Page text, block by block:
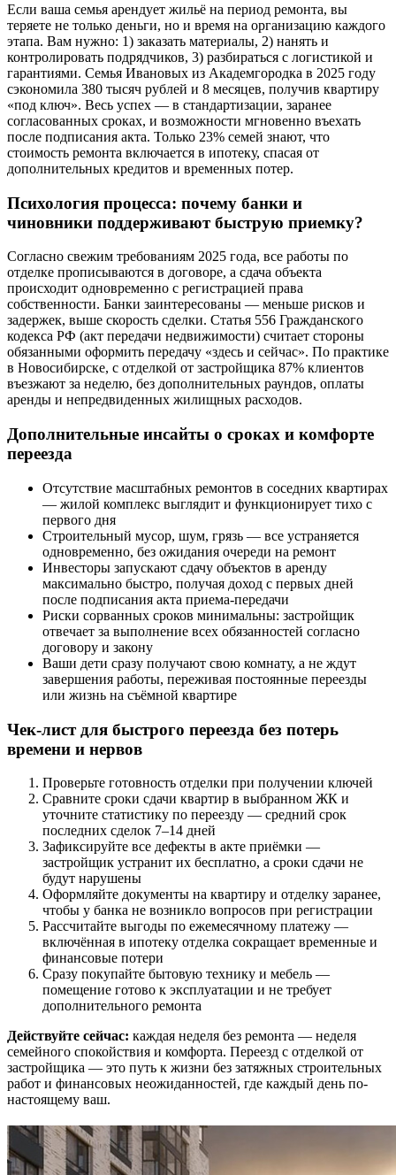
Если ваша семья арендует жильё на период ремонта, вы
теряете не только деньги, но и время на организацию каждого
этапа. Вам нужно: 1) заказать материалы, 2) нанять и
контролировать подрядчиков, 3) разбираться с логистикой и
гарантиями. Семья Ивановых из Академгородка в 2025 году
сэкономила 380 тысяч рублей и 8 месяцев, получив квартиру
«под ключ». Весь успех — в стандартизации, заранее
согласованных сроках, и возможности мгновенно въехать
после подписания акта. Только 23% семей знают, что
стоимость ремонта включается в ипотеку, спасая от
дополнительных кредитов и временных потер.
Психология процесса: почему банки и
чиновники поддерживают быструю приемку?
Согласно свежим требованиям 2025 года, все работы по
отделке прописываются в договоре, а сдача объекта
происходит одновременно с регистрацией права
собственности. Банки заинтересованы — меньше рисков и
задержек, выше скорость сделки. Статья 556 Гражданского
кодекса РФ (акт передачи недвижимости) считает стороны
обязанными оформить передачу «здесь и сейчас». По практике
в Новосибирске, с отделкой от застройщика 87% клиентов
въезжают за неделю, без дополнительных раундов, оплаты
аренды и непредвиденных жилищных расходов.
Дополнительные инсайты о сроках и комфорте
переезда
Отсутствие масштабных ремонтов в соседних квартирах
— жилой комплекс выглядит и функционирует тихо с
первого дня
Строительный мусор, шум, грязь — все устраняется
одновременно, без ожидания очереди на ремонт
Инвесторы запускают сдачу объектов в аренду
максимально быстро, получая доход с первых дней
после подписания акта приема-передачи
Риски сорванных сроков минимальны: застройщик
отвечает за выполнение всех обязанностей согласно
договору и закону
Ваши дети сразу получают свою комнату, а не ждут
завершения работы, переживая постоянные переезды
или жизнь на съёмной квартире
Чек-лист для быстрого переезда без потерь
времени и нервов
Проверьте готовность отделки при получении ключей
Сравните сроки сдачи квартир в выбранном ЖК и
уточните статистику по переезду — средний срок
последних сделок 7–14 дней
Зафиксируйте все дефекты в акте приёмки —
застройщик устранит их бесплатно, а сроки сдачи не
будут нарушены
Оформляйте документы на квартиру и отделку заранее,
чтобы у банка не возникло вопросов при регистрации
Рассчитайте выгоды по ежемесячному платежу —
включённая в ипотеку отделка сокращает временные и
финансовые потери
Сразу покупайте бытовую технику и мебель —
помещение готово к эксплуатации и не требует
дополнительного ремонта
Действуйте сейчас: каждая неделя без ремонта — неделя
семейного спокойствия и комфорта. Переезд с отделкой от
застройщика — это путь к жизни без затяжных строительных
работ и финансовых неожиданностей, где каждый день по-
настоящему ваш.